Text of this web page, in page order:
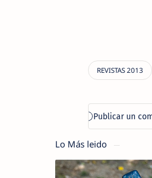
Lo Más leido